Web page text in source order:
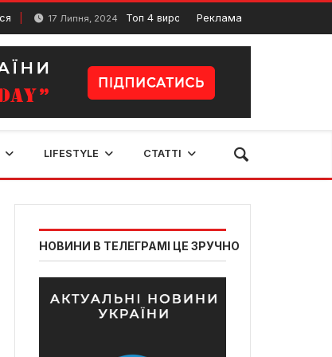
17 Липня, 2024 Топ 4 виробники дитячих майданчиків в
Реклама
LIFESTYLE СТАТТІ
НОВИНИ В ТЕЛЕГРАМІ ЦЕ ЗРУЧНО